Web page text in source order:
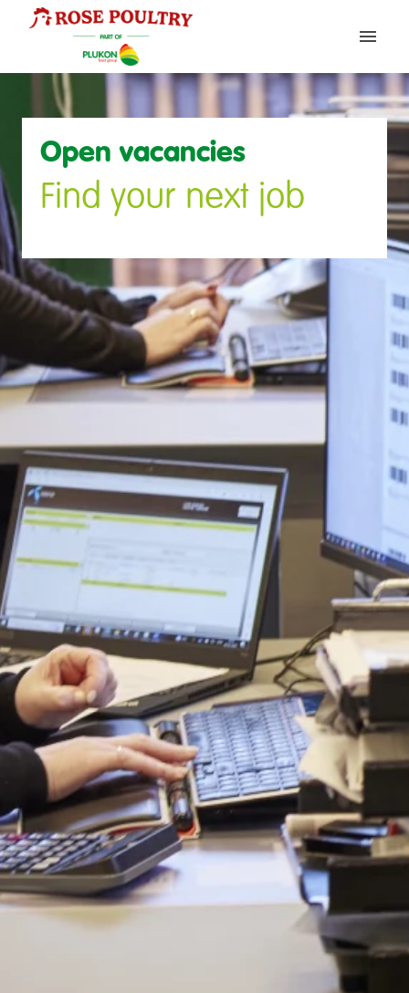
Open vacancies
Find your next job